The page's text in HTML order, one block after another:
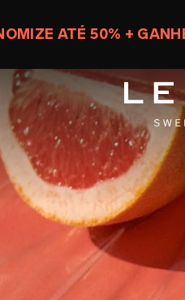
ATÉ 50% +